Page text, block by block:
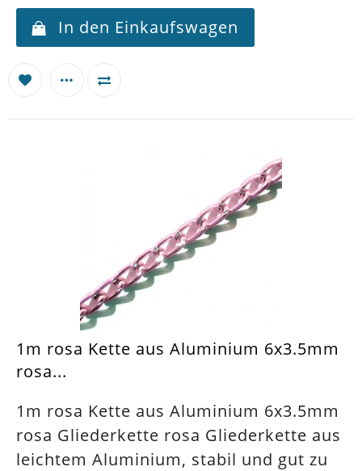
In den Einkaufswagen
1m rosa Kette aus Aluminium 6x3.5mm
rosa...
1m rosa Kette aus Aluminium 6x3.5mm
rosa Gliederkette rosa Gliederkette aus
leichtem Aluminium, stabil und gut zu